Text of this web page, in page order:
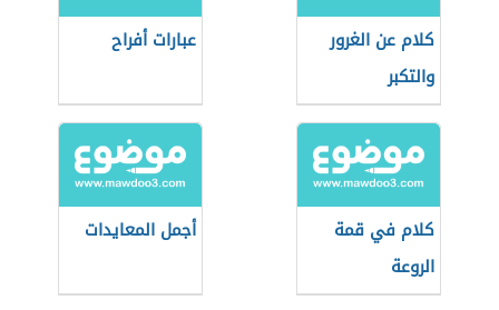
كلام عن الغرور
والتكبر
عبارات أفراح
كلام في قمة
الروعة
أجمل المعايدات